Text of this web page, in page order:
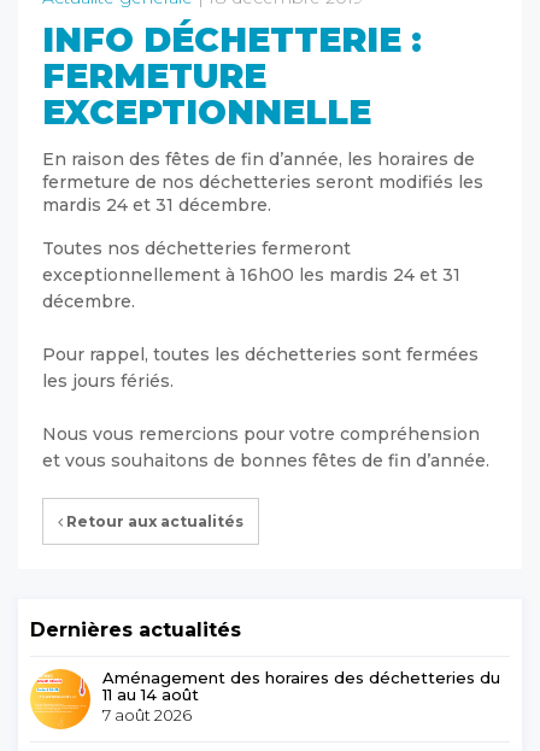
INFO DÉCHETTERIE :
FERMETURE
EXCEPTIONNELLE
En raison des fêtes de fin d’année, les horaires de
fermeture de nos déchetteries seront modifiés les
mardis 24 et 31 décembre.
Toutes nos déchetteries fermeront
exceptionnellement à 16h00 les mardis 24 et 31
décembre.
Pour rappel, toutes les déchetteries sont fermées
les jours fériés.
Nous vous remercions pour votre compréhension
et vous souhaitons de bonnes fêtes de fin d’année.
Retour aux actualités
Dernières actualités
Aménagement des horaires des déchetteries du
11 au 14 août
7 août 2026